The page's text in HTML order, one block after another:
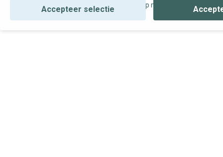
gepersonaliseerde online advertenties en op maat gemaakte
Accepteer selectie